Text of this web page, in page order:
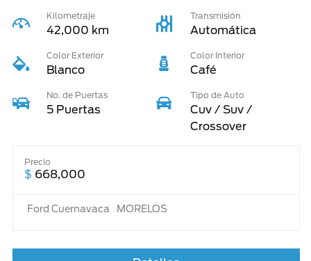
Kilometraje
42,000 km
Transmisión
Automática
Color Exterior
Blanco
Color Interior
Café
No. de Puertas
5 Puertas
Tipo de Auto
Cuv / Suv /
Crossover
Precio
$ 668,000
Ford Cuernavaca MORELOS